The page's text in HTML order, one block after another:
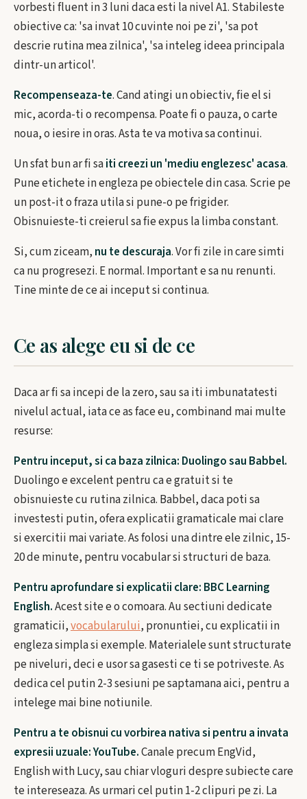
vorbesti fluent in 3 luni daca esti la nivel A1. Stabileste
obiective ca: 'sa invat 10 cuvinte noi pe zi', 'sa pot
descrie rutina mea zilnica', 'sa inteleg ideea principala
dintr-un articol'.
Recompenseaza-te. Cand atingi un obiectiv, fie el si
mic, acorda-ti o recompensa. Poate fi o pauza, o carte
noua, o iesire in oras. Asta te va motiva sa continui.
Un sfat bun ar fi saiti creezi un 'mediu englezesc' acasa.
Pune etichete in engleza pe obiectele din casa. Scrie pe
un post-it o fraza utila si pune-o pe frigider.
Obisnuieste-ti creierul sa fie expus la limba constant.
Si, cum ziceam, nu te descuraja. Vor fi zile in care simti
ca nu progresezi. E normal. Important e sa nu renunti.
Tine minte de ce ai inceput si continua.
Ce as alege eu si de ce
Daca ar fi sa incepi de la zero, sau sa iti imbunatatesti
nivelul actual, iata ce as face eu, combinand mai multe
resurse:
Pentru inceput, si ca baza zilnica: Duolingo sau Babbel.
Duolingo e excelent pentru ca e gratuit si te
obisnuieste cu rutina zilnica. Babbel, daca poti sa
investesti putin, ofera explicatii gramaticale mai clare
si exercitii mai variate. As folosi una dintre ele zilnic, 15-
20 de minute, pentru vocabular si structuri de baza.
Pentru aprofundare si explicatii clare: BBC Learning
English.Acest site e o comoara. Au sectiuni dedicate
gramaticii,vocabularului, pronuntiei, cu explicatii in
engleza simpla si exemple. Materialele sunt structurate
pe niveluri, deci e usor sa gasesti ce ti se potriveste. As
dedica cel putin 2-3 sesiuni pe saptamana aici, pentru a
intelege mai bine notiunile.
Pentru a te obisnui cu vorbirea nativa si pentru a invata
expresii uzuale: YouTube.Canale precum EngVid,
English with Lucy, sau chiar vloguri despre subiecte care
te intereseaza. As urmari cel putin 1-2 clipuri pe zi. La